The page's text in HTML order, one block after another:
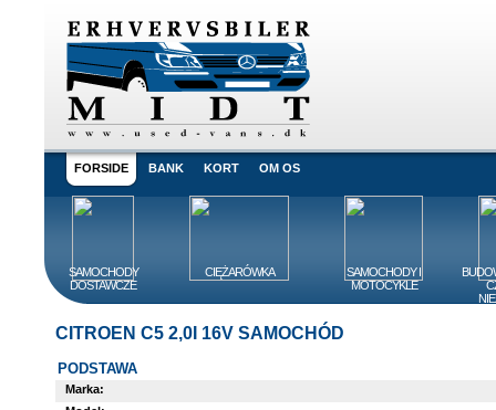
FORSIDE BANK KORT OM OS
SAMOCHODY
DOSTAWCZE
CIĘŻARÓWKA
SAMOCHODY I
MOTOCYKLE
CITROEN C5 2,0I 16V SAMOCHÓD
PODSTAWA
Marka: